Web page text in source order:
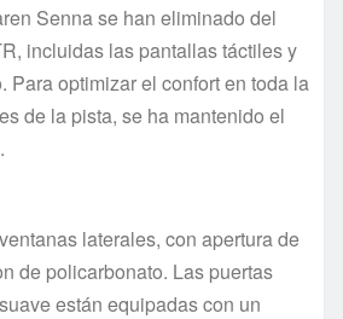
Senna se han eliminado del
incluidas las pantallas táctiles y
Para optimizar el confort en toda la
de la pista, se ha mantenido el
laterales, con apertura de
de policarbonato. Las puertas
están equipadas con un